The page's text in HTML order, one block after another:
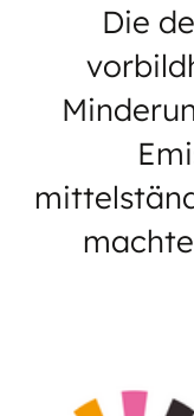
Die